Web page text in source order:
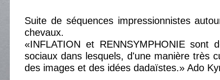
Suite de séquences impressionnistes
chevaux.
«INFLATION et RENNSYMPHONIE sont
sociaux dans lesquels, d'une manière très
des images et des idées dadaïstes.» Ado